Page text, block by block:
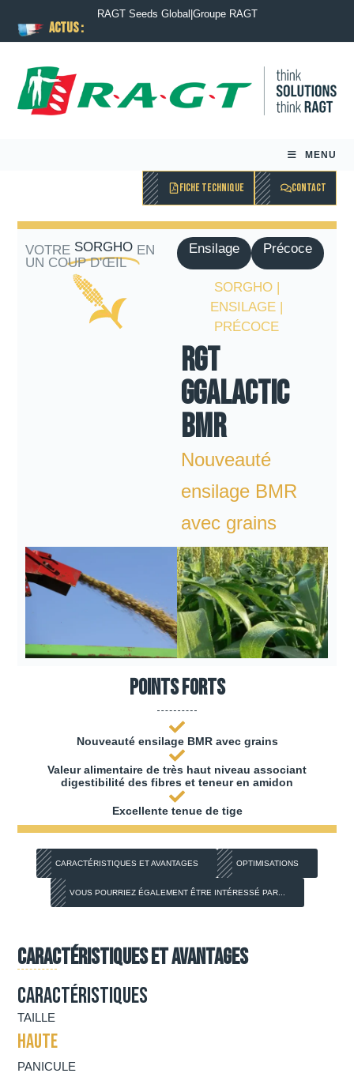
ACTUS :
RAGT Seeds Global Groupe RAGT
MENU
FICHE TECHNIQUE CONTACT
VOTRE SORGHO EN
UN COUP D'ŒIL
Ensilage Précoce
SORGHO |
ENSILAGE |
PRÉCOCE
RGT
GGALACTIC
BMR
Nouveauté
ensilage BMR
avec grains
Points forts
Nouveauté ensilage BMR avec grains
Valeur alimentaire de très haut niveau associant
digestibilité des fibres et teneur en amidon
Excellente tenue de tige
CARACTÉRISTIQUES ET AVANTAGES OPTIMISATIONS
VOUS POURRIEZ ÉGALEMENT ÊTRE INTÉRESSÉ PAR...
Caractéristiques et avantages
Caractéristiques
TAILLE
HAUTE
PANICULE